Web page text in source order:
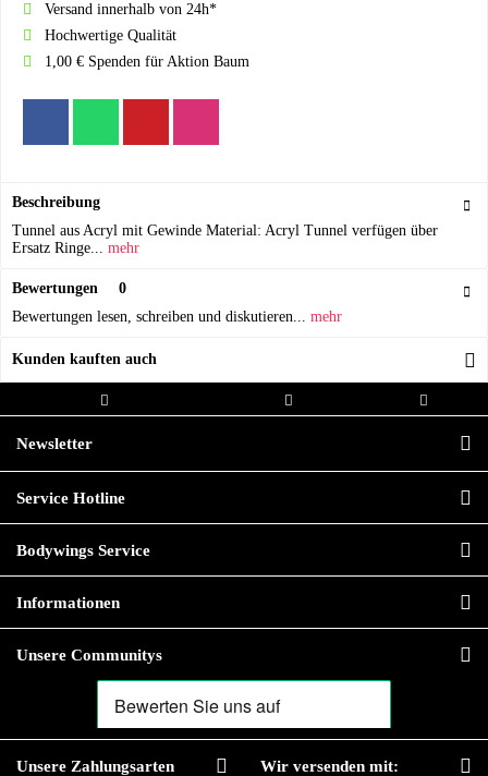
Versand innerhalb von 24h*
Hochwertige Qualität
1,00 € Spenden für Aktion Baum
Beschreibung
Tunnel aus Acryl mit Gewinde Material: Acryl Tunnel verfügen über
Ersatz Ringe... mehr
Bewertungen
0
Bewertungen lesen, schreiben und diskutieren... mehr
Kunden kauften auch
Bestellwert
Newsletter
Service Hotline
Bodywings Service
Informationen
Unsere Communitys
Unsere Zahlungsarten Wir versenden mit: